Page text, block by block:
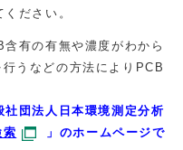
ださい。
有の有無や濃度がわから
うなどの方法によりPCB
団法人日本環境測定分析
索
」のホームページで